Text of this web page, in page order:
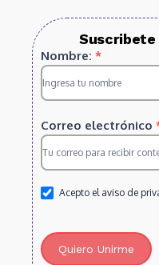
Suscripcion
HS
2025
Nombre: *
Correo electrónico
Acepto el aviso de
Quiero Unirme